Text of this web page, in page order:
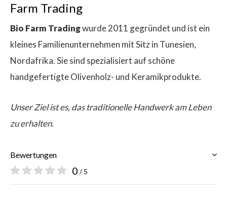
Farm Trading
Bio Farm Tradingwurde 2011 gegründet und ist ein
kleines Familienunternehmen mit Sitz in Tunesien,
Nordafrika. Sie sind spezialisiert auf schöne
handgefertigte Olivenholz- und Keramikprodukte.
Unser Ziel ist es, das traditionelle Handwerk am Leben
zu erhalten.
Bewertungen
0 / 5